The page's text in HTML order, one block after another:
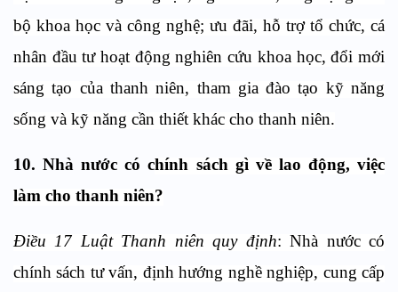
bộ khoa học và công nghệ; ưu đãi, hỗ trợ tổ chức, cá
nhân đầu tư hoạt động nghiên cứu khoa học, đổi mới
sáng tạo của thanh niên, tham gia đào tạo kỹ năng
sống và kỹ năng cần thiết khác cho thanh niên.
10. Nhà nước có chính sách gì về lao động, việc
làm cho thanh niên?
Điều 17 Luật Thanh niên quy định: Nhà nước có
chính sách tư vấn, định hướng nghề nghiệp, cung cấp